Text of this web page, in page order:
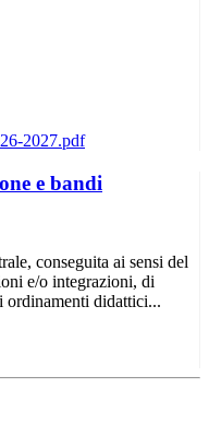
e bandi
conseguita ai sensi del
e/o integrazioni, di
ordinamenti didattici...